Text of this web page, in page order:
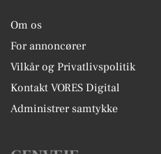
Om os
For annoncører
Vilkår og Privatlivspolitik
Kontakt VORES Digital
Administrer samtykke